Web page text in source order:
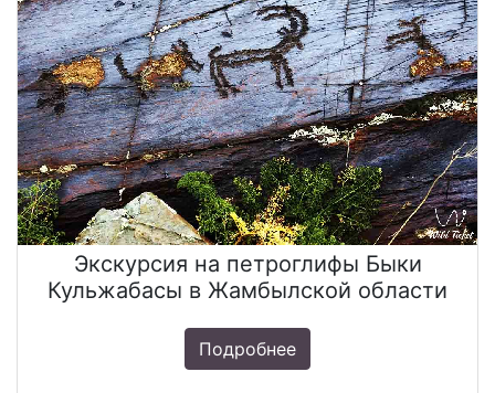
Экскурсия на петроглифы Быки
Кульжабасы в Жамбылской области
Подробнее